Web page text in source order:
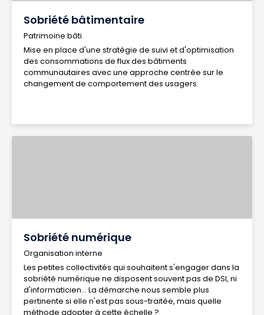
Sobriété bâtimentaire
Patrimoine bâti
Mise en place d'une stratégie de suivi et d'optimisation
des consommations de flux des bâtiments
communautaires avec une approche centrée sur le
changement de comportement des usagers.
Sobriété numérique
Organisation interne
Les petites collectivités qui souhaitent s'engager dans la
sobriété numérique ne disposent souvent pas de DSI, ni
d'informaticien... La démarche nous semble plus
pertinente si elle n'est pas sous-traitée, mais quelle
méthode adopter à cette échelle ?